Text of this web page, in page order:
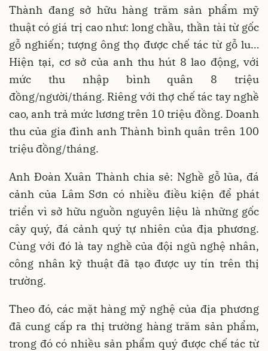
Thành đang sở hữu hàng trăm sản phẩm mỹ
thuật có giá trị cao như: long chầu, thần tài từ gốc
gỗ nghiến; tượng ông thọ được chế tác từ gỗ lu…
Hiện tại, cơ sở của anh thu hút 8 lao động, với
mức thu nhập bình quân 8 triệu
đồng/người/tháng. Riêng với thợ chế tác tay nghề
cao, anh trả mức lương trên 10 triệu đồng. Doanh
thu của gia đình anh Thành bình quân trên 100
triệu đồng/tháng.
Anh Đoàn Xuân Thành chia sẻ: Nghề gỗ lũa, đá
cảnh của Lâm Sơn có nhiều điều kiện để phát
triển vì sở hữu nguồn nguyên liệu là những gốc
cây quý, đá cảnh quý tự nhiên của địa phương.
Cùng với đó là tay nghề của đội ngũ nghệ nhân,
công nhân kỹ thuật đã tạo được uy tín trên thị
trường.
Theo đó, các mặt hàng mỹ nghệ của địa phương
đã cung cấp ra thị trường hàng trăm sản phẩm,
trong đó có nhiều sản phẩm quý được chế tác từ